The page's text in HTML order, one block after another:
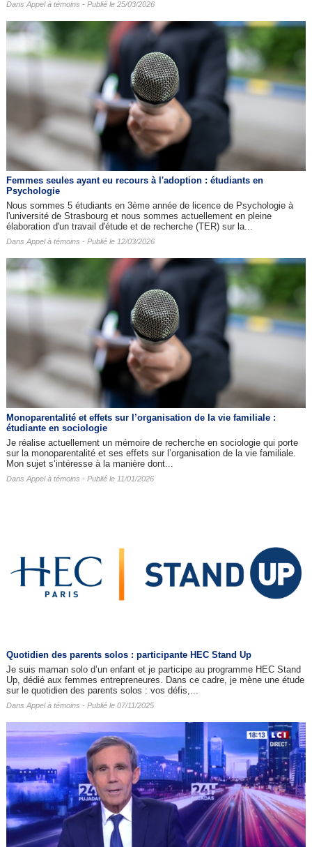
Dans Appel à témoins - Publié le 25/03/2026
Femmes seules ayant eu recours à l'adoption : étudiants en
Psychologie
Nous sommes 5 étudiants en 3ème année de licence de Psychologie à
l'université de Strasbourg et nous sommes actuellement en pleine
élaboration d'un travail d'étude et de recherche (TER) sur la...
Dans Appel à témoins - Publié le 12/03/2026
Monoparentalité et effets sur l’organisation de la vie familiale :
étudiante en sociologie
Je réalise actuellement un mémoire de recherche en sociologie qui porte
sur la monoparentalité et ses effets sur l’organisation de la vie familiale.
Mon sujet s’intéresse à la manière dont...
Dans Appel à témoins - Publié le 11/01/2026
Quotidien des parents solos : participante HEC Stand Up
Je suis maman solo d’un enfant et je participe au programme HEC Stand
Up, dédié aux femmes entrepreneures. Dans ce cadre, je mène une étude
sur le quotidien des parents solos : vos défis,...
Dans Appel à témoins - Publié le 07/11/2025